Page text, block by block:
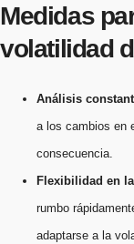
Medidas
volatilidad
Análisis
a los cambios en
consecuencia.
Flexibilidad en
rumbo
adaptarse a la